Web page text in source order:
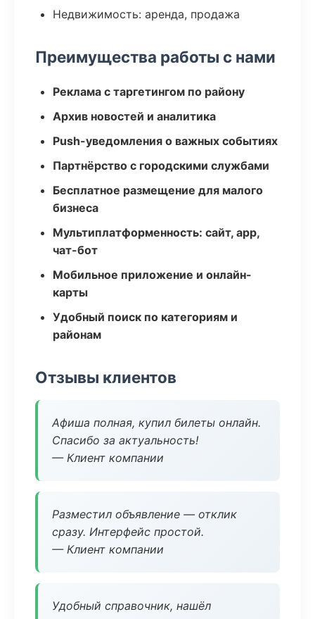
Недвижимость: аренда, продажа
Преимущества работы с нами
Реклама с таргетингом по району
Архив новостей и аналитика
Push-уведомления о важных событиях
Партнёрство с городскими службами
Бесплатное размещение для малого
бизнеса
Мультиплатформенность: сайт, app,
чат-бот
Мобильное приложение и онлайн-
карты
Удобный поиск по категориям и
районам
Отзывы клиентов
Афиша полная, купил билеты онлайн.
Спасибо за актуальность!
— Клиент компании
Разместил объявление — отклик
сразу. Интерфейс простой.
— Клиент компании
Удобный справочник, нашёл